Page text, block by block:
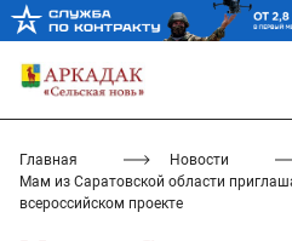
Главная
Новости
Мам из Саратовской области
всероссийском проекте